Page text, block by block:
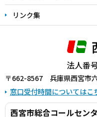
リンク集
法人番
〒662-8567 兵庫県西宮市
窓口受付時間についてはこ
西宮市総合コールセン